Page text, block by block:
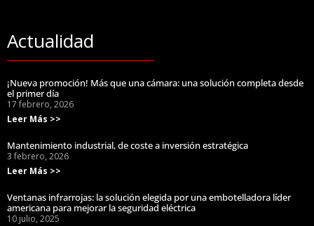
Actualidad
¡Nueva promoción! Más que una cámara: una solución completa desde
el primer día
17 febrero, 2026
Leer Más >>
Mantenimiento industrial, de coste a inversión estratégica
3 febrero, 2026
Leer Más >>
Ventanas infrarrojas: la solución elegida por una embotelladora líder
americana para mejorar la seguridad eléctrica
10 julio, 2025